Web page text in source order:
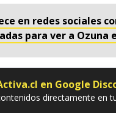
en redes sociales
para ver a Ozuna
en Google
directamente en